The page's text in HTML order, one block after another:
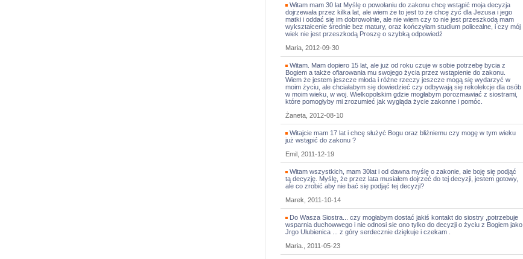
Witam mam 30 lat Myślę o powołaniu do zakonu chcę wstąpić moja decyzja
dojrzewała przez kilka lat, ale wiem że to jest to że chcę żyć dla Jezusa i jego
matki i oddać się im dobrowolnie, ale nie wiem czy to nie jest przeszkodą mam
wykształcenie średnie bez matury, oraz kończyłam studium policealne, i czy mój
wiek nie jest przeszkodą Proszę o szybką odpowiedź
Maria, 2012-09-30
Witam. Mam dopiero 15 lat, ale już od roku czuje w sobie potrzebę bycia z
Bogiem a także ofiarowania mu swojego życia przez wstąpienie do zakonu.
Wiem że jestem jeszcze młoda i różne rzeczy jeszcze mogą się wydarzyć w
moim życiu, ale chciałabym się dowiedzieć czy odbywają się rekolekcje dla osób
w moim wieku, w woj. Wielkopolskim gdzie mogłabym porozmawiać z siostrami,
które pomogłyby mi zrozumieć jak wygląda życie zakonne i pomóc.
Żaneta, 2012-08-10
Witajcie mam 17 lat i chcę służyć Bogu oraz bliźniemu czy mogę w tym wieku
już wstąpić do zakonu ?
Emil, 2011-12-19
Witam wszystkich, mam 30lat i od dawna myślę o zakonie, ale boję się podjąć
tą decyzję. Myślę, że przez lata musiałem dojrzeć do tej decyzji, jestem gotowy,
ale co zrobić aby nie bać się podjąć tej decyzji?
Marek, 2011-10-14
Do Wasza Siostra... czy mogłabym dostać jakiś kontakt do siostry ,potrzebuje
wsparnia duchowwego i nie odnosi sie ono tylko do decyzji o życiu z Bogiem jako
Jrgo Ulubienica ... z góry serdecznie dziękuje i czekam .
Maria., 2011-05-23